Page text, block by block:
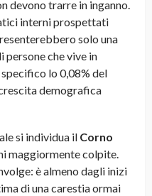
devono trarre in inganno.
interni prospettati
solo una
che vive in
lo 0,08% del
demografica
si individua il Corno
maggiormente colpite.
è almeno dagli inizi
di una carestia ormai